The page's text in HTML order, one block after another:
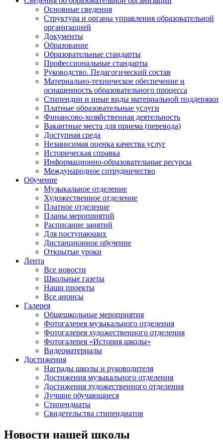
Основные сведения
Структура и органы управления образовательной
организацией
Документы
Образование
Образовательные стандарты
Профессиональные стандарты
Руководство. Педагогический состав
Материально-техническое обеспечение и
оснащенность образовательного процесса
Стипендии и иные виды материальной поддержки
Платные образовательные услуги
Финансово-хозяйственная деятельность
Вакантные места для приема (перевода)
Доступная среда
Независимая оценка качества услуг
Историческая справка
Информационно-образовательные ресурсы
Международное сотрудничество
Обучение
Музыкальное отделение
Художественное отделение
Платное отделение
Планы мероприятий
Расписание занятий
Для поступающих
Дистанционное обучение
Открытые уроки
Лента
Все новости
Школьные газеты
Наши проекты
Все анонсы
Галерея
Общешкольные мероприятия
Фотогалерея музыкального отделения
Фотогалерея художественного отделения
Фотогалерея «История школы»
Видеоматериалы
Достижения
Награды школы и руководителя
Достижения музыкального отделения
Достижения художественного отделения
Лучшие обучающиеся
Стипендиаты
Свидетельства стипендиатов
Новости нашей школы